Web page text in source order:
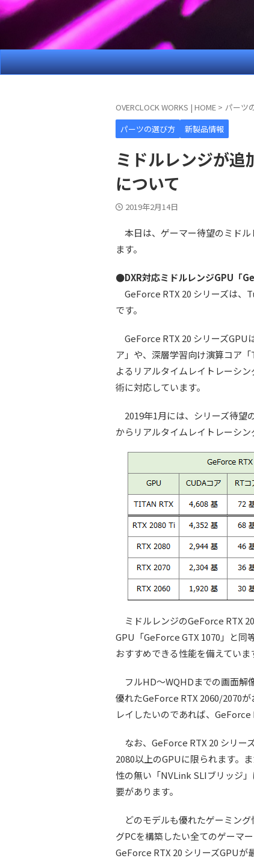
OVERCLOCK WORKS | HOME > パーツ
パーツの選び方
新製品情報
ミドルレンジが追
について
2019年2月14日
本日は、ゲーマー待望のミドル
ます。
●DXR対応ミドルレンジGPU「
GeForce RTX 20 シリーズは、
です。
GeForce RTX 20 シリーズGPU
ア」や、深層学習向け演算コア
よるリアルタイムレイトレーシ
術に対応しています。
2019年1月には、シリーズ待望
からリアルタイムレイトレーシ
ミドルレンジのGeForce RTX
GPU「GeForce GTX 1070」と同
おすすめできる性能を備えていま
フルHD～WQHDまでの画面解
優れたGeForce RTX 2060/2070
レイしたいのであれば、GeForce
なお、GeForce RTX 20 シリー
2080以上のGPUに限られます。
性の無い「NVLink SLIブリッジ
要があります。
どのモデルも優れたゲーミング
グPCを構築したい全てのゲーマ
GeForce RTX 20 シリーズGPUが